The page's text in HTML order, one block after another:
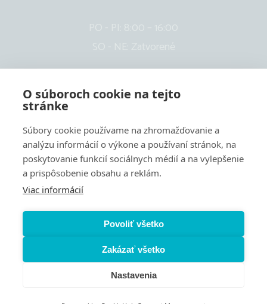
O súboroch cookie na tejto
stránke
Súbory cookie používame na zhromažďovanie a
analýzu informácií o výkone a používaní stránok, na
poskytovanie funkcií sociálnych médií a na vylepšenie
a prispôsobenie obsahu a reklám.
Viac informácií
Povoliť všetko
Zakázať všetko
Nastavenia
Nastavenie cookies
Používanie súborov cookie
Súhlas so spracovaním osobných údajov
Politika kvality